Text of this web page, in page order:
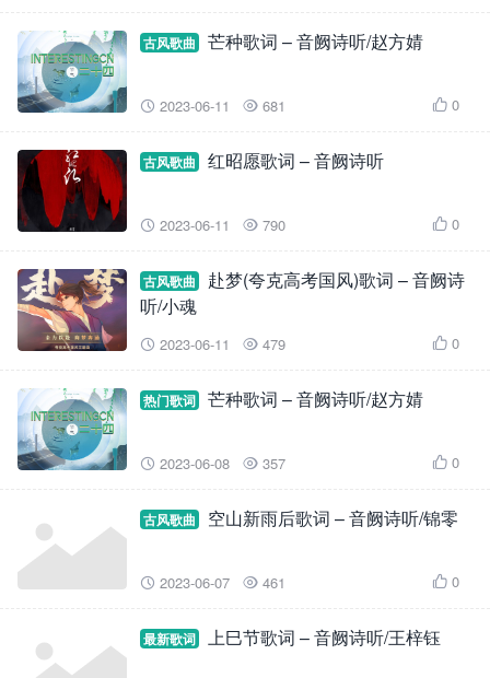
古风歌曲 芒种歌词 – 音阙诗听/赵方婧
 2023-06-11  681  0
古风歌曲 红昭愿歌词 – 音阙诗听
 2023-06-11  790  0
古风歌曲
赴梦(夸克高考国风)歌词 – 音阙诗
听/小魂
 2023-06-11  479  0
热门歌词 芒种歌词 – 音阙诗听/赵方婧
 2023-06-08  357  0
古风歌曲 空山新雨后歌词 – 音阙诗听/锦零
 2023-06-07  461  0
最新歌词 上巳节歌词 – 音阙诗听/王梓钰